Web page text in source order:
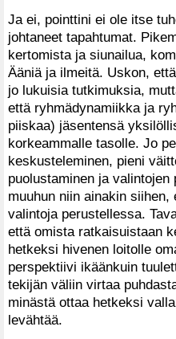
Ja ei, pointtini ei ole itse
johtaneet tapahtumat.
kertomista ja siunailua,
Ääniä ja ilmeitä. Uskon,
jo lukuisia tutkimuksia,
että ryhmädynamiikka ja
piiskaa) jäsentensä
korkeammalle tasolle. Jo
keskusteleminen, pieni
puolustaminen ja
muuhun niin ainakin
valintoja perustellessa.
että omista ratkaisuistaan
hetkeksi hivenen loitolle
perspektiivi ikäänkuin
tekijän väliin virtaa
minästä ottaa hetkeksi
levähtää.